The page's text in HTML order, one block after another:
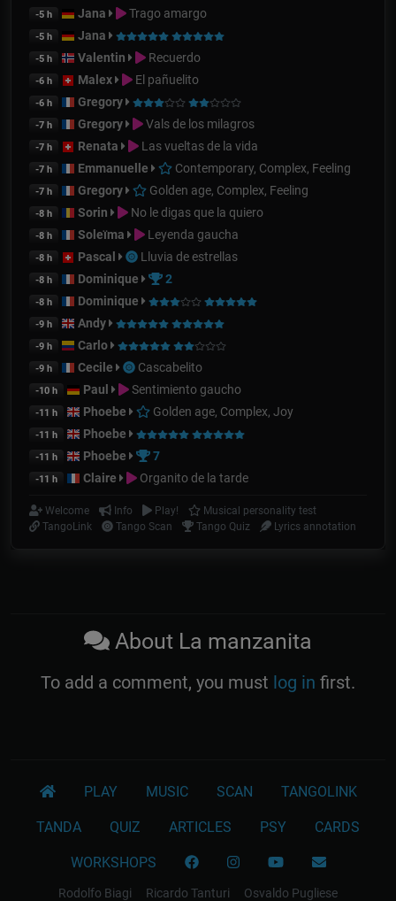
-5 h Jana Trago amargo
-5 h Jana
-5 h Valentin Recuerdo
-6 h Malex El pañuelito
-6 h Gregory
-7 h Gregory Vals de los milagros
-7 h Renata Las vueltas de la vida
-7 h Emmanuelle Contemporary, Complex, Feeling
-7 h Gregory Golden age, Complex, Feeling
-8 h Sorin No le digas que la quiero
-8 h Soleïma Leyenda gaucha
-8 h Pascal Lluvia de estrellas
-8 h Dominique 2
-8 h Dominique
-9 h Andy
-9 h Carlo
-9 h Cecile Cascabelito
-10 h Paul Sentimiento gaucho
-11 h Phoebe Golden age, Complex, Joy
-11 h Phoebe
-11 h Phoebe 7
-11 h Claire Organito de la tarde
Welcome Info Play!
Musical personality test
TangoLink
Tango Scan Tango Quiz Lyrics annotation
About La manzanita
To add a comment, you must log in first.
PLAY MUSIC SCAN TANGOLINK
TANDA QUIZ ARTICLES PSY CARDS
WORKSHOPS
Rodolfo Biagi Ricardo Tanturi Osvaldo Pugliese